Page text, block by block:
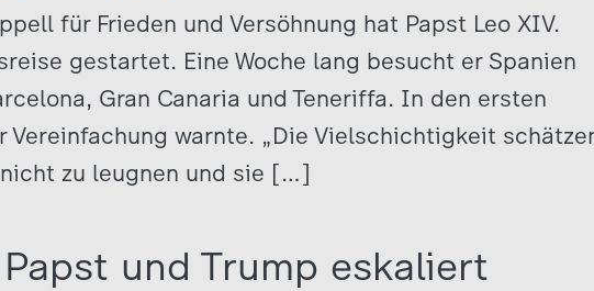
für Frieden und Versöhnung hat Papst Leo XIV.
gestartet. Eine Woche lang besucht er Spanien
Gran Canaria und Teneriffa. In den ersten
Vereinfachung warnte. „Die Vielschichtigkeit
zu leugnen und sie […]
und Trump eskaliert